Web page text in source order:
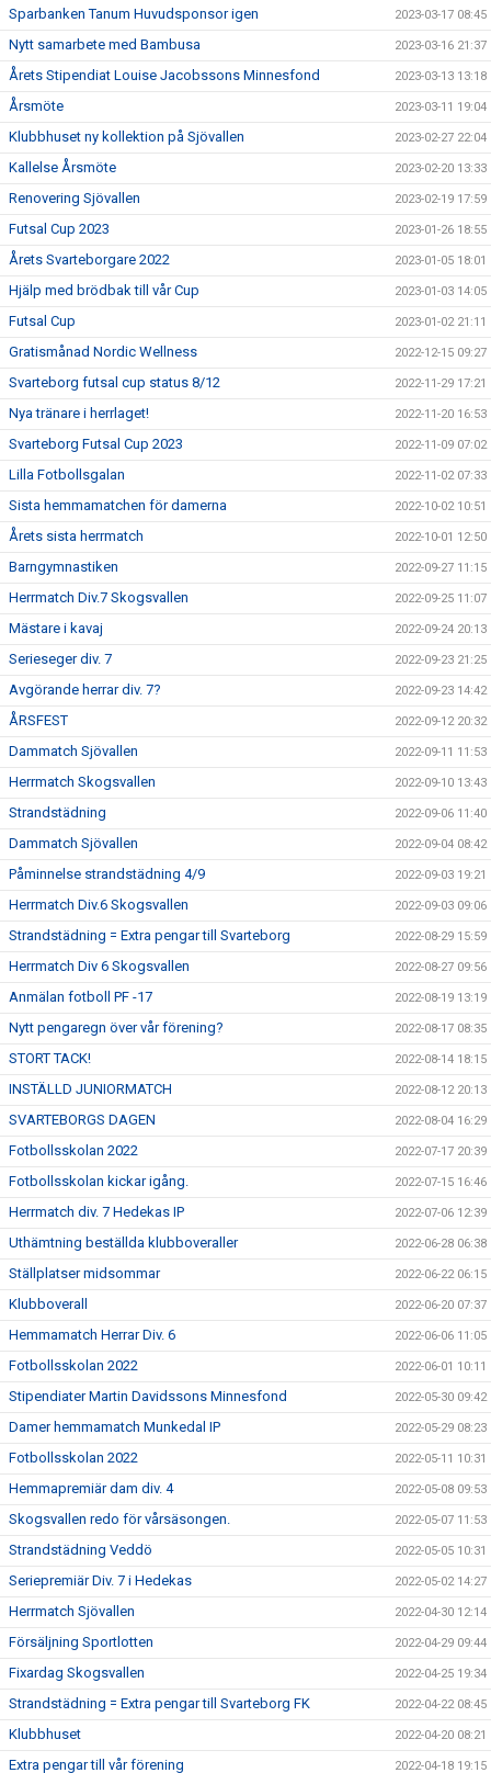
Sparbanken Tanum Huvudsponsor igen 2023-03-17 08:45
Nytt samarbete med Bambusa 2023-03-16 21:37
Årets Stipendiat Louise Jacobssons Minnesfond 2023-03-13 13:18
Årsmöte 2023-03-11 19:04
Klubbhuset ny kollektion på Sjövallen 2023-02-27 22:04
Kallelse Årsmöte 2023-02-20 13:33
Renovering Sjövallen 2023-02-19 17:59
Futsal Cup 2023 2023-01-26 18:55
Årets Svarteborgare 2022 2023-01-05 18:01
Hjälp med brödbak till vår Cup 2023-01-03 14:05
Futsal Cup 2023-01-02 21:11
Gratismånad Nordic Wellness 2022-12-15 09:27
Svarteborg futsal cup status 8/12 2022-11-29 17:21
Nya tränare i herrlaget! 2022-11-20 16:53
Svarteborg Futsal Cup 2023 2022-11-09 07:02
Lilla Fotbollsgalan 2022-11-02 07:33
Sista hemmamatchen för damerna 2022-10-02 10:51
Årets sista herrmatch 2022-10-01 12:50
Barngymnastiken 2022-09-27 11:15
Herrmatch Div.7 Skogsvallen 2022-09-25 11:07
Mästare i kavaj 2022-09-24 20:13
Serieseger div. 7 2022-09-23 21:25
Avgörande herrar div. 7? 2022-09-23 14:42
ÅRSFEST 2022-09-12 20:32
Dammatch Sjövallen 2022-09-11 11:53
Herrmatch Skogsvallen 2022-09-10 13:43
Strandstädning 2022-09-06 11:40
Dammatch Sjövallen 2022-09-04 08:42
Påminnelse strandstädning 4/9 2022-09-03 19:21
Herrmatch Div.6 Skogsvallen 2022-09-03 09:06
Strandstädning = Extra pengar till Svarteborg 2022-08-29 15:59
Herrmatch Div 6 Skogsvallen 2022-08-27 09:56
Anmälan fotboll PF -17 2022-08-19 13:19
Nytt pengaregn över vår förening? 2022-08-17 08:35
STORT TACK! 2022-08-14 18:15
INSTÄLLD JUNIORMATCH 2022-08-12 20:13
SVARTEBORGS DAGEN 2022-08-04 16:29
Fotbollsskolan 2022 2022-07-17 20:39
Fotbollsskolan kickar igång. 2022-07-15 16:46
Herrmatch div. 7 Hedekas IP 2022-07-06 12:39
Uthämtning beställda klubboveraller 2022-06-28 06:38
Ställplatser midsommar 2022-06-22 06:15
Klubboverall 2022-06-20 07:37
Hemmamatch Herrar Div. 6 2022-06-06 11:05
Fotbollsskolan 2022 2022-06-01 10:11
Stipendiater Martin Davidssons Minnesfond 2022-05-30 09:42
Damer hemmamatch Munkedal IP 2022-05-29 08:23
Fotbollsskolan 2022 2022-05-11 10:31
Hemmapremiär dam div. 4 2022-05-08 09:53
Skogsvallen redo för vårsäsongen. 2022-05-07 11:53
Strandstädning Veddö 2022-05-05 10:31
Seriepremiär Div. 7 i Hedekas 2022-05-02 14:27
Herrmatch Sjövallen 2022-04-30 12:14
Försäljning Sportlotten 2022-04-29 09:44
Fixardag Skogsvallen 2022-04-25 19:34
Strandstädning = Extra pengar till Svarteborg FK 2022-04-22 08:45
Klubbhuset 2022-04-20 08:21
Extra pengar till vår förening 2022-04-18 19:15